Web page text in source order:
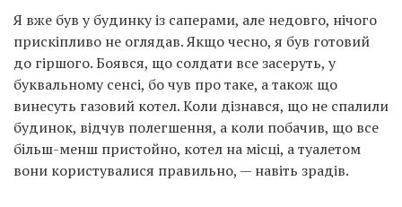
Я вже був у будинку із саперами, але недовго, нічого
прискіпливо не оглядав. Якщо чесно, я був готовий
до гіршого. Боявся, що солдати все засеруть, у
буквальному сенсі, бо чув про таке, а також що
винесуть газовий котел. Коли дізнався, що не спалили
будинок, відчув полегшення, а коли побачив, що все
більш-менш пристойно, котел на місці, а туалетом
вони користувалися правильно, — навіть зрадів.